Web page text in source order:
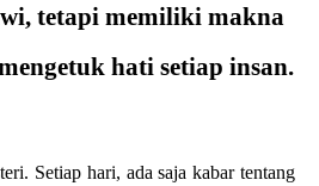
tetapi memiliki makna
hati setiap insan.
Setiap hari, ada saja kabar tentang